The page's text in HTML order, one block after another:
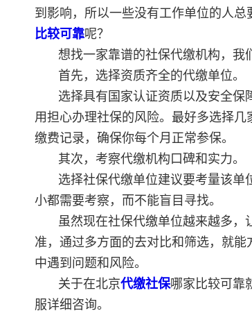
到影响，所以一些没有工作单位的人
比较可靠呢？
想找一家靠谱的社保代缴机构，我
首先，选择资质齐全的代缴单位。
选择具有国家认证资质以及安全
用担心办理社保的风险。最好多选择
缴费记录，确保你每个月正常参保。
其次，考察代缴机构口碑和实力。
选择社保代缴单位建议要考量该
小都需要考察，而不能盲目寻找。
虽然现在社保代缴单位越来越多
准，通过多方面的去对比和筛选，就
中遇到问题和风险。
关于在北京代缴社保哪家比较可靠
服详细咨询。